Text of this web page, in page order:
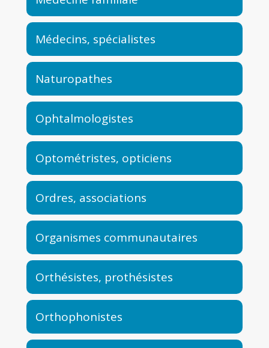
Médecins, spécialistes
Naturopathes
Ophtalmologistes
Optométristes, opticiens
Ordres, associations
Organismes communautaires
Orthésistes, prothésistes
Orthophonistes